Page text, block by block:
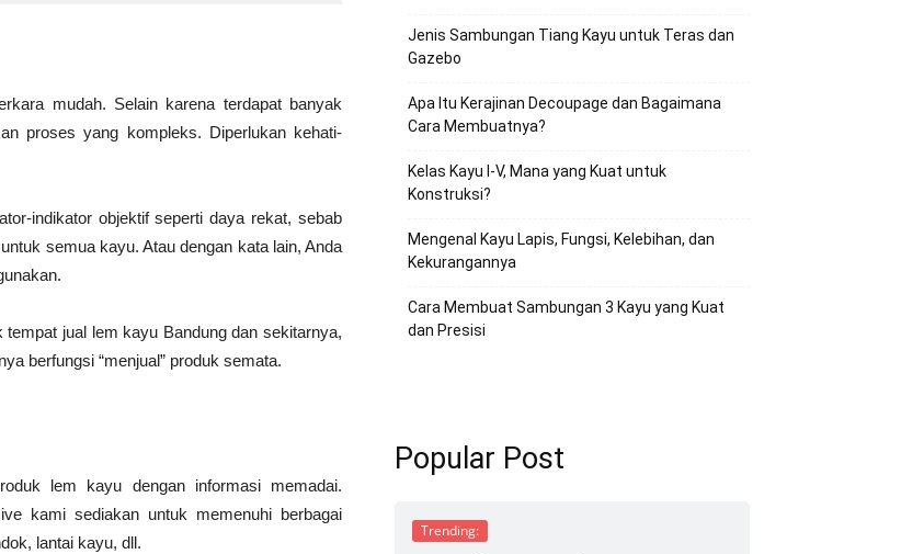
mudah. Selain karena terdapat banyak
proses yang kompleks. Diperlukan kehati-
indikator objektif seperti daya rekat, sebab
semua kayu. Atau dengan kata lain, Anda
jual lem kayu Bandung dan sekitarnya,
berfungsi “menjual” produk semata.
lem kayu dengan informasi memadai.
kami sediakan untuk memenuhi berbagai
lantai kayu, dll.
Jenis Sambungan Tiang Kayu untuk Teras dan
Gazebo
Apa Itu Kerajinan Decoupage dan Bagaimana
Cara Membuatnya?
Kelas Kayu I-V, Mana yang Kuat untuk
Konstruksi?
Mengenal Kayu Lapis, Fungsi, Kelebihan, dan
Kekurangannya
Cara Membuat Sambungan 3 Kayu yang Kuat
dan Presisi
Popular Post
Trending: